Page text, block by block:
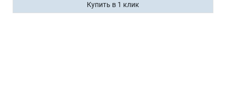
Купить в 1 клик